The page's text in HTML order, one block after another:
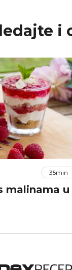
i
35min
malinama u